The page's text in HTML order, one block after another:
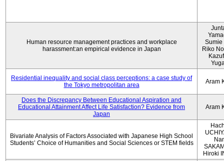
Human resource management practices and workplace
harassment:an empirical evidence in Japan
Sumie
Riko
Residential inequality and social class perceptions: a case study of
the Tokyo metropolitan area
Aram
Does the Discrepancy Between Educational Aspiration and
Educational Attainment Affect Life Satisfaction? Evidence from
Japan
Aram
Bivariate Analysis of Factors Associated with Japanese High School
Students’ Choice of Humanities and Social Sciences or STEM fields
Hiroki